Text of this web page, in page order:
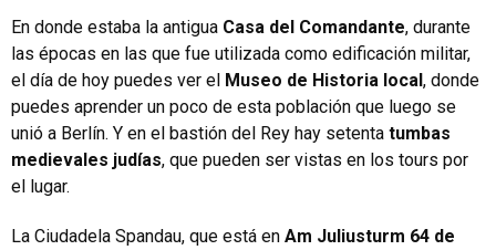
En donde estaba la antigua Casa del Comandante, durante
las épocas en las que fue utilizada como edificación militar,
el día de hoy puedes ver el Museo de Historia local, donde
puedes aprender un poco de esta población que luego se
unió a Berlín. Y en el bastión del Rey hay setenta tumbas
medievales judías, que pueden ser vistas en los tours por
el lugar.
La Ciudadela Spandau, que está en Am Juliusturm 64 de